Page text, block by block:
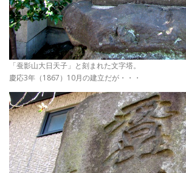
「蚕影山大日天子」と刻まれた文字塔。
慶応3年（1867）10月の建立だが・・・